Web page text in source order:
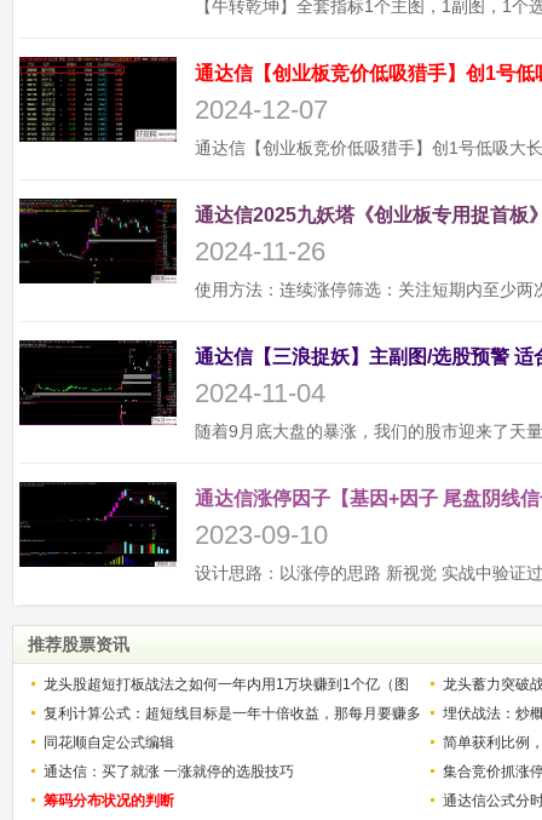
通达信【创业板竞价低吸猎手】创1号
2024-12-07
通达信2025九妖塔《创业板专用捉首板
2024-11-26
2024-11-04
通达信涨停因子【基因+因子 尾盘阴线
2023-09-10
推荐股票资讯
龙头股超短打板战法之如何一年内用1万块赚到1个亿（图
解）
龙头蓄力突破
的技巧（图解
复利计算公式：超短线目标是一年十倍收益，那每月要赚多
少？
埋伏战法：炒
同花顺自定公式编辑
简单获利比例
用
通达信：买了就涨 一涨就停的选股技巧
集合竞价抓涨
筹码分布状况的判断
通达信公式分